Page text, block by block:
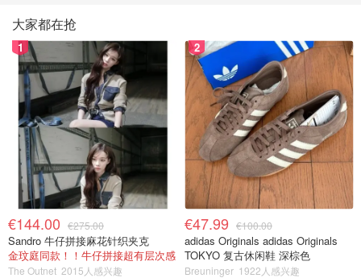
大家都在抢
1
€144.00 €275.00
Sandro 牛仔拼接麻花针织夹克
金玟庭同款！！牛仔拼接超有层次感
The Outnet 2015人感兴趣
2
€47.99 €100.00
adidas Originals adidas Originals
TOKYO 复古休闲鞋 深棕色
Breuninger 1922人感兴趣